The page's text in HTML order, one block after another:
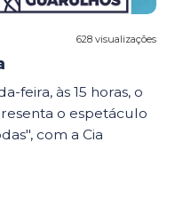
628 visualizações
feira, às 15 horas, o
o espetáculo
com a Cia